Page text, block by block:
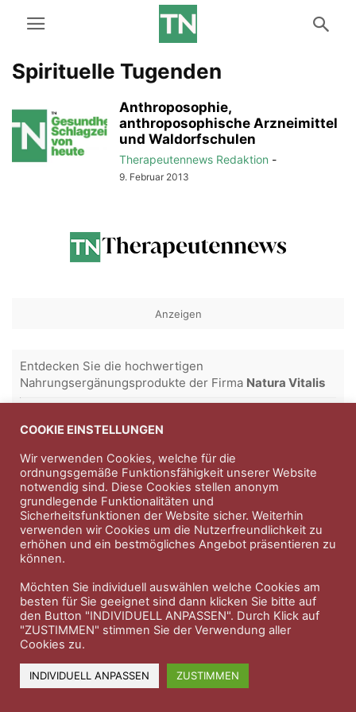
Spirituelle Tugenden
Anthroposophie,
anthroposophische Arzneimittel
und Waldorfschulen
Therapeutennews Redaktion -
9. Februar 2013
Anzeigen
Entdecken Sie die hochwertigen
Nahrungsergänungsprodukte der Firma Natura Vitalis
Versicherungen und Finanzdienstleistungen seit 1986 -
Impressum Nutzungsbedingungen
Datenschutzerklärung Therapeutenkatalog Über uns
COOKIE EINSTELLUNGEN
Wir verwenden Cookies, welche für die
ordnungsgemäße Funktionsfähigkeit unserer Website
notwendig sind. Diese Cookies stellen anonym
grundlegende Funktionalitäten und
Sicherheitsfunktionen der Website sicher. Weiterhin
verwenden wir Cookies um die Nutzerfreundlichkeit zu
erhöhen und ein bestmögliches Angebot präsentieren zu
können.
Möchten Sie individuell auswählen welche Cookies am
besten für Sie geeignet sind dann klicken Sie bitte auf
den Button "INDIVIDUELL ANPASSEN". Durch Klick auf
"ZUSTIMMEN" stimmen Sie der Verwendung aller
Cookies zu.
INDIVIDUELL ANPASSEN ZUSTIMMEN